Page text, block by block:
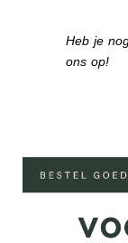
Heb je
ons op!